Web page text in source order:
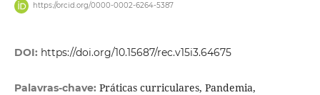
https://orcid.org/0000-0002-6264-5387
DOI: https://doi.org/10.15687/rec.v15i3.64675
Palavras-chave: Práticas curriculares, Pandemia,